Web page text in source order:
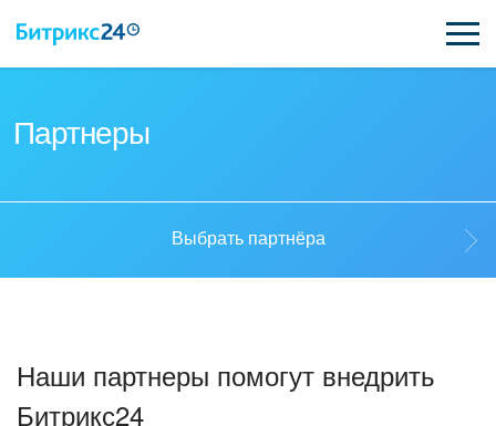
Партнеры
Стать партнёром
Выбрать партнёра
Наши партнеры помогут внедрить
Битрикс24